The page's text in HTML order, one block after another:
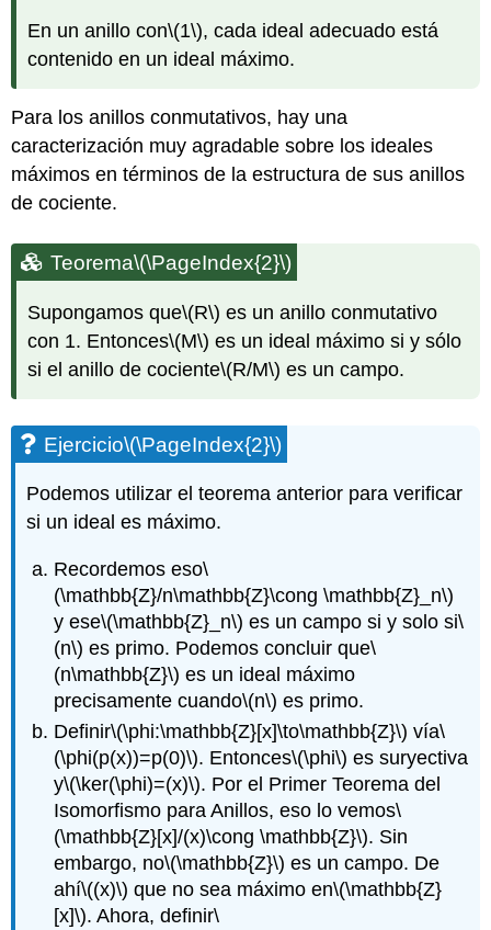
En un anillo con\(1\), cada ideal adecuado está
contenido en un ideal máximo.
Para los anillos conmutativos, hay una
caracterización muy agradable sobre los ideales
máximos en términos de la estructura de sus anillos
de cociente.
Teorema\(\PageIndex{2}\)
Supongamos que\(R\) es un anillo conmutativo
con 1. Entonces\(M\) es un ideal máximo si y sólo
si el anillo de cociente\(R/M\) es un campo.
Ejercicio\(\PageIndex{2}\)
Podemos utilizar el teorema anterior para verificar
si un ideal es máximo.
Recordemos eso\
(\mathbb{Z}/n\mathbb{Z}\cong \mathbb{Z}_n\)
y ese\(\mathbb{Z}_n\) es un campo si y solo si\
(n\) es primo. Podemos concluir que\
(n\mathbb{Z}\) es un ideal máximo
precisamente cuando\(n\) es primo.
Definir\(\phi:\mathbb{Z}[x]\to\mathbb{Z}\) vía\
(\phi(p(x))=p(0)\). Entonces\(\phi\) es suryectiva
y\(\ker(\phi)=(x)\). Por el Primer Teorema del
Isomorfismo para Anillos, eso lo vemos\
(\mathbb{Z}[x]/(x)\cong \mathbb{Z}\). Sin
embargo, no\(\mathbb{Z}\) es un campo. De
ahí\((x)\) que no sea máximo en\(\mathbb{Z}
[x]\). Ahora, definir\